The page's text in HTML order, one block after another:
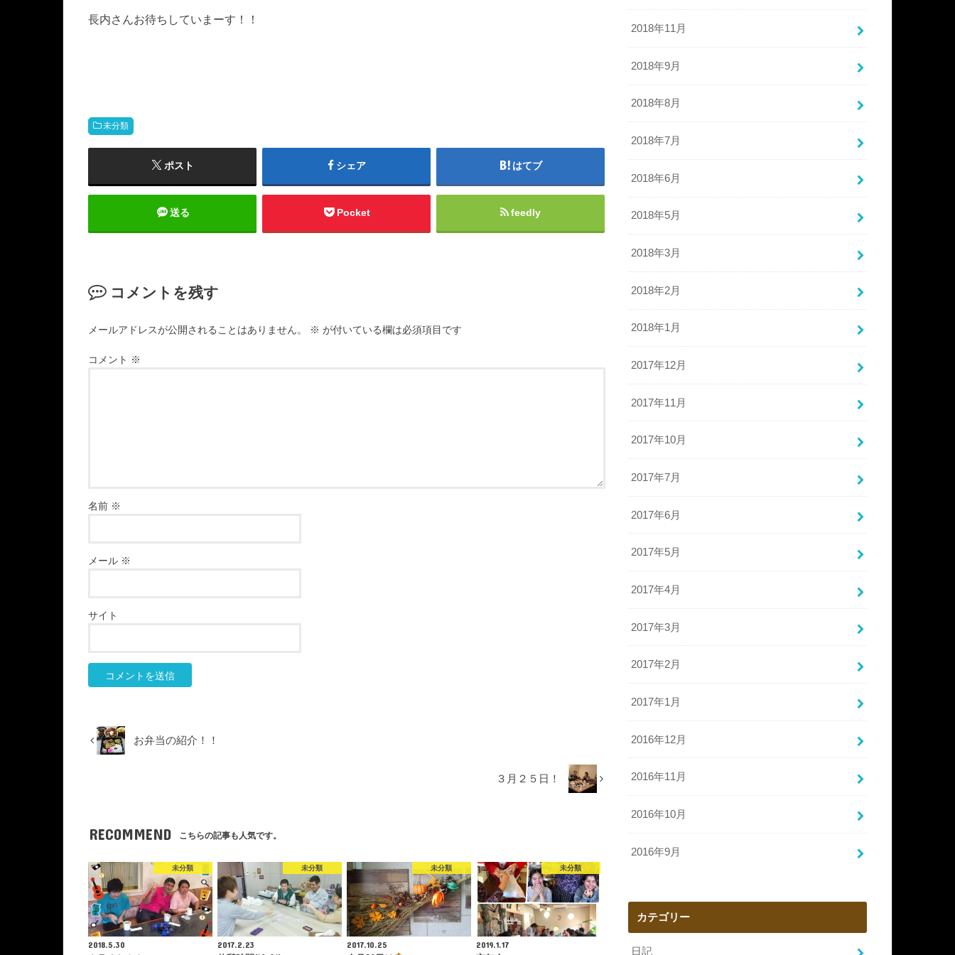
長内さんお待ちしていまーす！！
未分類
ポスト シェア はてブ
送る Pocket feedly
コメントを残す
メールアドレスが公開されることはありません。 ※ が付いている欄は必須項目です
コメント ※
名前 ※
メール ※
サイト
お弁当の紹介！！
３月２５日！
RECOMMEND こちらの記事も人気です。
未分類
2018.5.30
未分類
2017.2.23
未分類
2017.10.25
未分類
2019.1.17
2018年11月
2018年9月
2018年8月
2018年7月
2018年6月
2018年5月
2018年3月
2018年2月
2018年1月
2017年12月
2017年11月
2017年10月
2017年7月
2017年6月
2017年5月
2017年4月
2017年3月
2017年2月
2017年1月
2016年12月
2016年11月
2016年10月
2016年9月
カテゴリー
日記